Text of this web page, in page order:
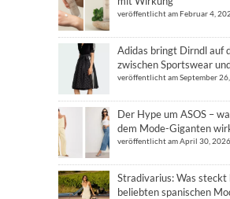
veröffentlicht am Februar 4,
Adidas bringt Dirndl auf
zwischen Sportswear
veröffentlicht am September
Der Hype um ASOS –
dem Mode-Giganten
veröffentlicht am April 30, 2026
Stradivarius: Was
beliebten spanischen